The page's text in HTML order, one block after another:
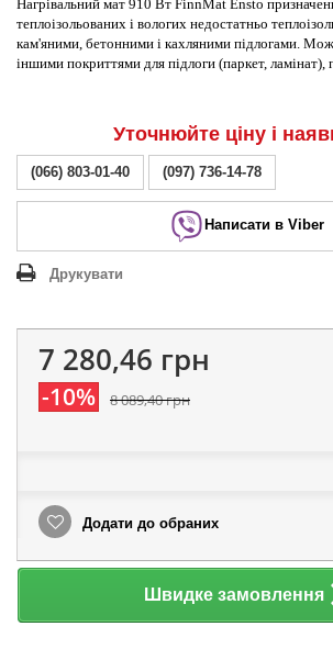
Нагрівальний мат 910 Вт FinnMat Ensto
теплоізольованих і вологих недостатньо
кам'яними, бетонними і кахляними підлогами.
іншими покриттями для підлоги (паркет, ламінат),
Уточнюйте ціну і
(066) 803-01-40 (097) 736-14-78
Написати в Viber
Друкувати
7 280,46 грн
-10% 8 089,40 грн
Додати до обраних
Швидке замовлення